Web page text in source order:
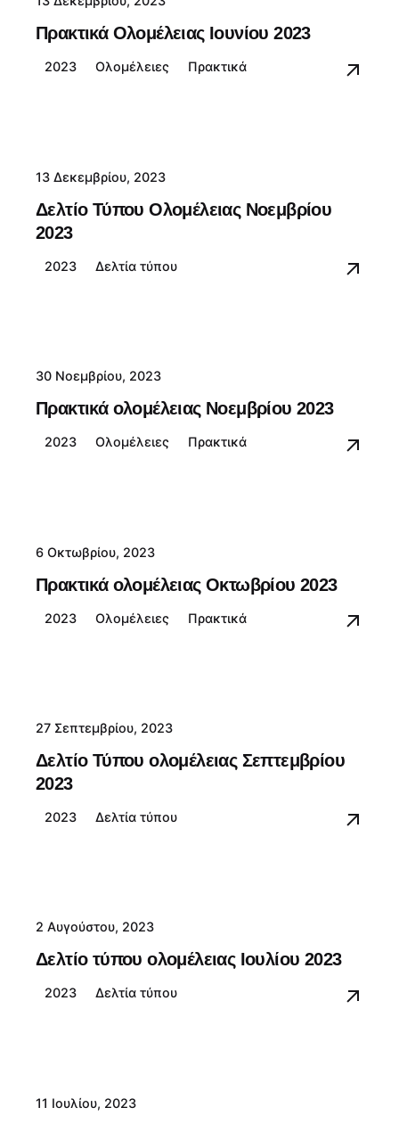
Πρακτικά Ολομέλειας Ιουνίου 2023
2023 Ολομέλειες Πρακτικά
13 Δεκεμβρίου, 2023
Δελτίο Τύπου Ολομέλειας Νοεμβρίου
2023
2023 Δελτία τύπου
30 Νοεμβρίου, 2023
Πρακτικά ολομέλειας Νοεμβρίου 2023
2023 Ολομέλειες Πρακτικά
6 Οκτωβρίου, 2023
Πρακτικά ολομέλειας Οκτωβρίου 2023
2023 Ολομέλειες Πρακτικά
27 Σεπτεμβρίου, 2023
Δελτίο Τύπου ολομέλειας Σεπτεμβρίου
2023
2023 Δελτία τύπου
2 Αυγούστου, 2023
Δελτίο τύπου ολομέλειας Ιουλίου 2023
2023 Δελτία τύπου
11 Ιουλίου, 2023